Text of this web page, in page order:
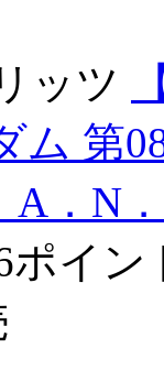
ッツ
ム 第
A．N
ポイ